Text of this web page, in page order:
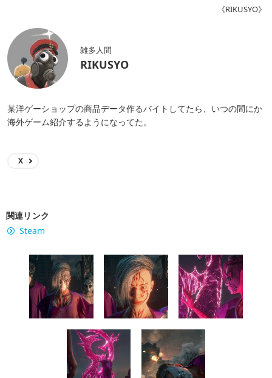
《RIKUSYO》
雑多人間
RIKUSYO
某洋ゲーショップの商品データ作るバイトしてたら、いつの間にか
海外ゲーム紹介するようになってた。
X
関連リンク
Steam